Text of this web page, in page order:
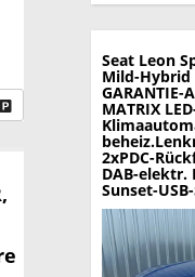
anDatei, Fahrzeugexposé drucken
Drucken, parken oder
Seat Leon
Mild-Hybrid
MATRIX
2xPDC-
DAB-elektr.
Sunset-